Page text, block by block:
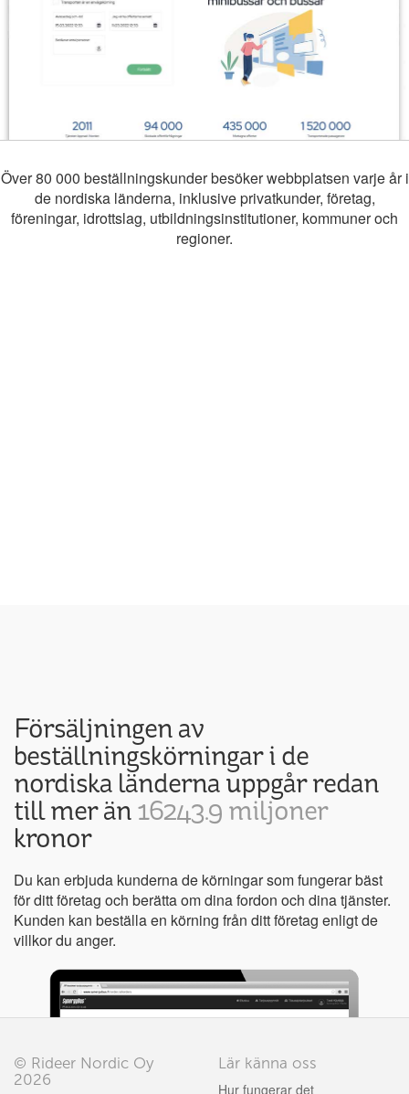
Över 80 000 beställningskunder besöker webbplatsen varje år i
de nordiska länderna, inklusive privatkunder, företag,
föreningar, idrottslag, utbildningsinstitutioner, kommuner och
regioner.
Försäljningen av
beställningskörningar i de
nordiska länderna uppgår redan
till mer än16243.9 miljoner
kronor
Du kan erbjuda kunderna de körningar som fungerar bäst
för ditt företag och berätta om dina fordon och dina tjänster.
Kunden kan beställa en körning från ditt företag enligt de
villkor du anger.
© Rideer Nordic Oy
2026
Lär känna oss
Hur fungerar det